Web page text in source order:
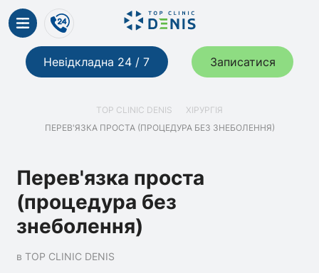
Невідкладна 24 / 7 Записатися
TOP CLINIC DENIS
ХІРУРГІЯ
ПЕРЕВ'ЯЗКА ПРОСТА (ПРОЦЕДУРА БЕЗ ЗНЕБОЛЕННЯ)
Перев'язка проста
(процедура без
знеболення)
в TOP CLINIC DENIS